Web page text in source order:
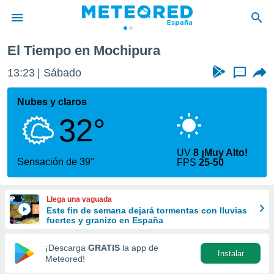
de
por
que se
calidad.
a este
las
y
forma
digital
basada
El Tiempo en Mochipura
13:23 Sábado ...
Nubes y claros
32°
Sensación de 39°
UV8 ¡Muy Alto!
FPS25-50
Llega una vaguada
Este fin de semana dejará tormentas con lluvias
fuertes y granizo en España
¡Descarga GRATIS la app de
Meteored!
Instalar